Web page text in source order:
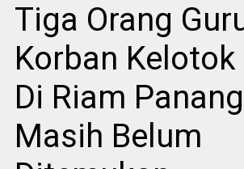
Tiga Orang
Korban Kelotok
Di Riam
Masih Belum